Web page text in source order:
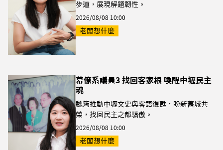
步道，展現解題韌性。
2026/08/08 10:00
老闆想什麼
幕僚系議員3 找回客家根 喚醒中壢民主
魂
魏筠推動中壢文史與客語復甦，盼新舊城共
榮，找回民主之都驕傲。
2026/08/08 10:00
老闆想什麼